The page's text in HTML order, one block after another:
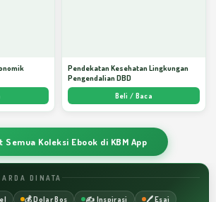
Pendekatan Kesehatan Lingkungan
Pengendalian DBD
Beli / Baca
Semua Koleksi Ebook di KBM App
DINATA
💰 Dolar Bos ✍️ Inspirasi
🖊️ Esai